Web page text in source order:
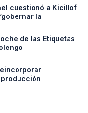
cuestionó a Kicillof
la
de las Etiquetas